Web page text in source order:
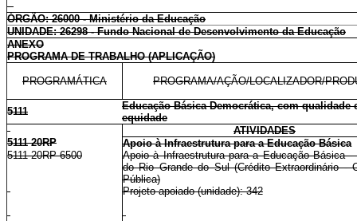
ÓRGÃO: 26000 - Ministério da Educação
UNIDADE: 26298 - Fundo Nacional de Desenvolvimento da Educação
ANEXO
PROGRAMA DE TRABALHO (APLICAÇÃO)
PROGRAMÁTICA PROGRAMA/AÇÃO/LOCALIZADOR/
5111
Educação Básica Democrática, com qualidade
equidade
ATIVIDADES
5111 20RP
Apoio à Infraestrutura para a Educação Básica
5111 20RP 6500
Apoio à Infraestrutura para a Educação Básica -
do Rio Grande do Sul (Crédito Extraordinário -
Pública)
Projeto apoiado (unidade): 342